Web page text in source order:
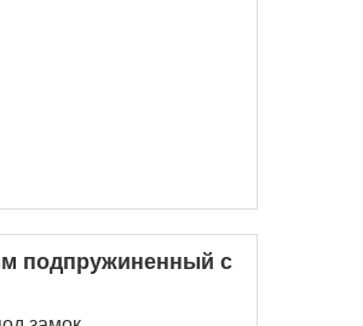
подпружиненный с